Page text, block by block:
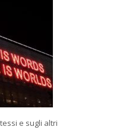
e sugli altri